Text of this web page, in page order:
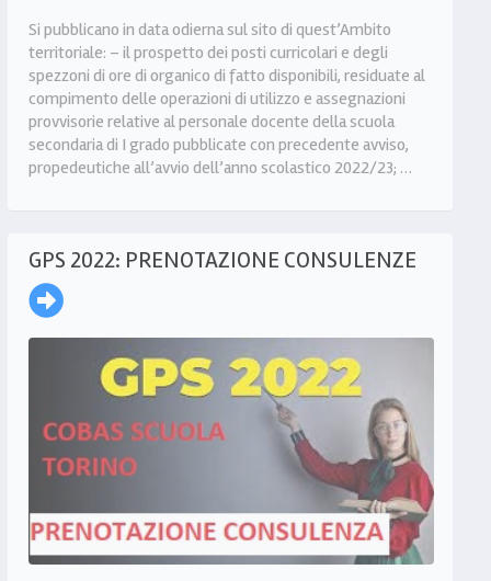
Si pubblicano in data odierna sul sito di quest’Ambito
territoriale: – il prospetto dei posti curricolari e degli
spezzoni di ore di organico di fatto disponibili, residuate al
compimento delle operazioni di utilizzo e assegnazioni
provvisorie relative al personale docente della scuola
secondaria di I grado pubblicate con precedente avviso,
propedeutiche all’avvio dell’anno scolastico 2022/23; …
GPS 2022: PRENOTAZIONE CONSULENZE